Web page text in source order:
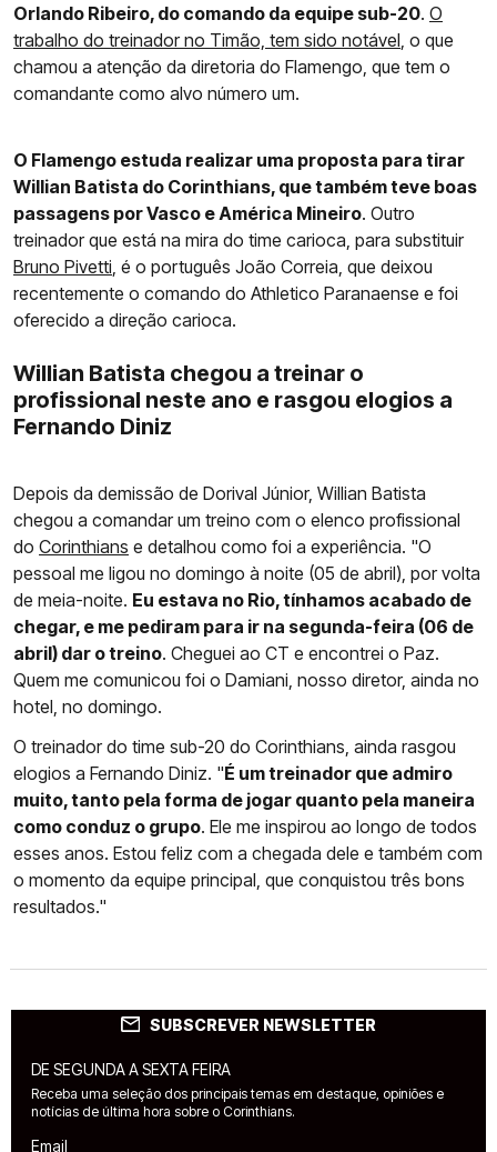
Orlando Ribeiro, do comando da equipe sub-20. O
trabalho do treinador no Timão, tem sido notável , o que
chamou a atenção da diretoria do Flamengo, que tem o
comandante como alvo número um.
O Flamengo estuda realizar uma proposta para tirar
Willian Batista do Corinthians, que também teve boas
passagens por Vasco e América Mineiro. Outro
treinador que está na mira do time carioca, para substituir
Bruno Pivetti , é o português João Correia, que deixou
recentemente o comando do Athletico Paranaense e foi
oferecido a direção carioca.
Willian Batista chegou a treinar o
profissional neste ano e rasgou elogios a
Fernando Diniz
Depois da demissão de Dorival Júnior, Willian Batista
chegou a comandar um treino com o elenco profissional
do Corinthians e detalhou como foi a experiência. "O
pessoal me ligou no domingo à noite (05 de abril), por volta
de meia-noite. Eu estava no Rio, tínhamos acabado de
chegar, e me pediram para ir na segunda-feira (06 de
abril) dar o treino. Cheguei ao CT e encontrei o Paz.
Quem me comunicou foi o Damiani, nosso diretor, ainda no
hotel, no domingo.
O treinador do time sub-20 do Corinthians, ainda rasgou
elogios a Fernando Diniz. "É um treinador que admiro
muito, tanto pela forma de jogar quanto pela maneira
como conduz o grupo. Ele me inspirou ao longo de todos
esses anos. Estou feliz com a chegada dele e também com
o momento da equipe principal, que conquistou três bons
resultados."
SUBSCREVER NEWSLETTER
DE SEGUNDA A SEXTA FEIRA
Receba uma seleção dos principais temas em destaque, opiniões e
notícias de última hora sobre o Corinthians.
Email